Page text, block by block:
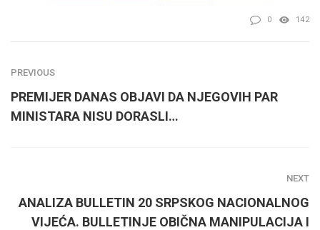
0 142
PREVIOUS
PREMIJER DANAS OBJAVI DA NJEGOVIH PAR
MINISTARA NISU DORASLI…
NEXT
ANALIZA BULLETIN 20 SRPSKOG NACIONALNOG
VIJEĆA. BULLETINJE OBIČNA MANIPULACIJA I